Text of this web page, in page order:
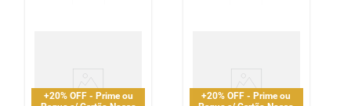
+20% OFF - Prime ou
+20% OFF - Prime ou